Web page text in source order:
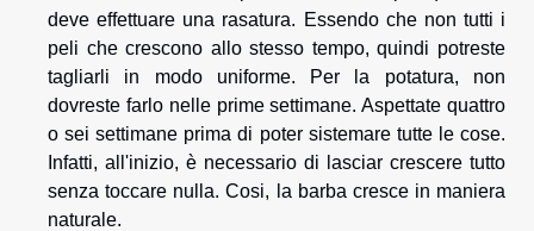
deve effettuare una rasatura. Essendo che non tutti i
peli che crescono allo stesso tempo, quindi potreste
tagliarli in modo uniforme. Per la potatura, non
dovreste farlo nelle prime settimane. Aspettate quattro
o sei settimane prima di poter sistemare tutte le cose.
Infatti, all'inizio, è necessario di lasciar crescere tutto
senza toccare nulla. Cosi, la barba cresce in maniera
naturale.